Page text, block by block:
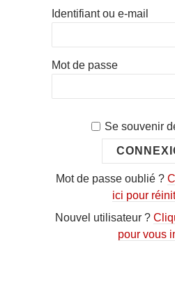
Identifiant ou e-mail
Mot de passe
Se souvenir
Mot de passe oublié ?
ici pour
Nouvel utilisateur ?
pour vous